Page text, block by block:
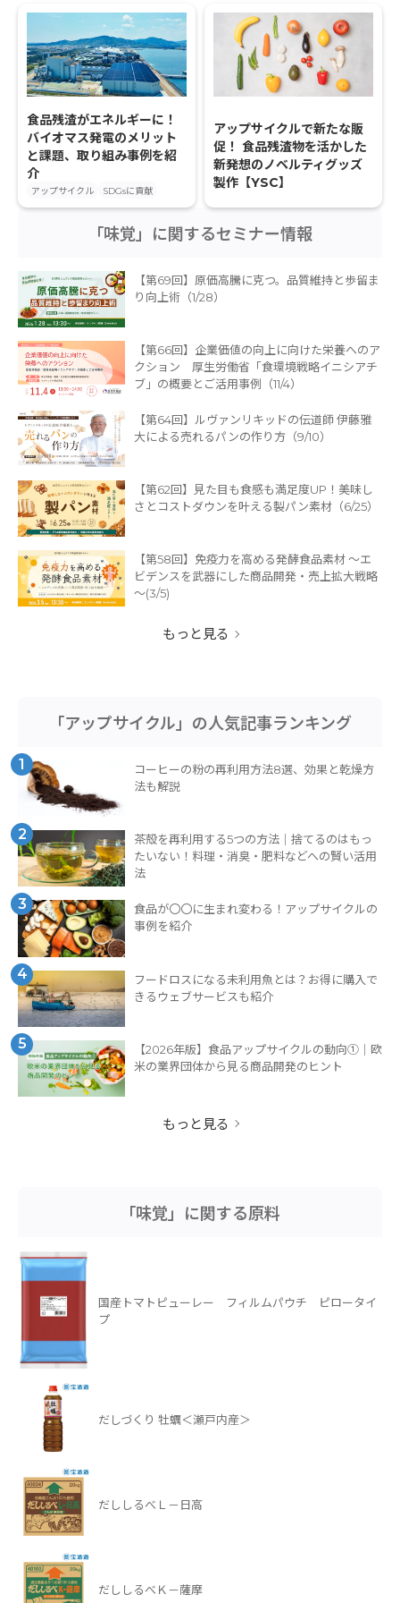
食品残渣がエネルギーに！
バイオマス発電のメリット
と課題、取り組み事例を紹
介
アップサイクル SDGsに貢献
アップサイクルで新たな販
促！ 食品残渣物を活かした
新発想のノベルティグッズ
製作【YSC】
「味覚」に関するセミナー情報
【第69回】原価高騰に克つ。品質維持と歩留ま
り向上術（1/28）
【第66回】企業価値の向上に向けた栄養へのア
クション 厚生労働省「食環境戦略イニシアチ
ブ」の概要とご活用事例（11/4）
【第64回】ルヴァンリキッドの伝道師 伊藤雅
大による売れるパンの作り方（9/10）
【第62回】見た目も食感も満足度UP！美味し
さとコストダウンを叶える製パン素材（6/25）
【第58回】免疫力を高める発酵食品素材 ～エ
ビデンスを武器にした商品開発・売上拡大戦略
～(3/5)
もっと見る
「アップサイクル」の人気記事ランキング
1
コーヒーの粉の再利用方法8選、効果と乾燥方
法も解説
2
茶殻を再利用する5つの方法｜捨てるのはもっ
たいない！料理・消臭・肥料などへの賢い活用
法
3
食品が〇〇に生まれ変わる！アップサイクルの
事例を紹介
4
フードロスになる未利用魚とは？お得に購入で
きるウェブサービスも紹介
5
【2026年版】食品アップサイクルの動向①｜欧
米の業界団体から見る商品開発のヒント
もっと見る
「味覚」に関する原料
国産トマトピューレー フィルムパウチ ピロータイ
プ
だしづくり 牡蠣＜瀬戸内産＞
だししるべＬ－日高
だししるべＫ－薩摩